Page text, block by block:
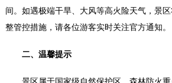
间。如遇极端干旱、大风等高火险天气，景
整管控措施，请各位游客实时关注官方通知。
二、温馨提示